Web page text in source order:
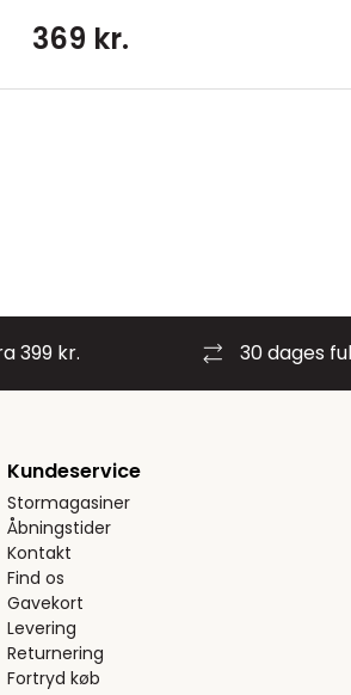
369 kr.
399 kr. 30 dages
Kundeservice
Stormagasiner
Åbningstider
Kontakt
Find os
Gavekort
Levering
Returnering
Fortryd køb